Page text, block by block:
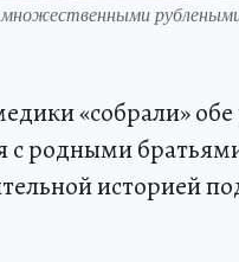
множественными
«собрали»
с родными
историей